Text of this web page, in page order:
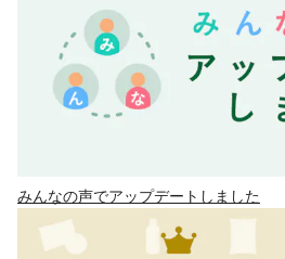
みんなの声でアップデートしました